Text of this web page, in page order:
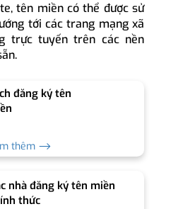
tên miền có thể được sử
tới các trang mạng xã
trực tuyến trên các nền
đăng ký tên
thêm ⟶
nhà đăng ký tên miền
thức